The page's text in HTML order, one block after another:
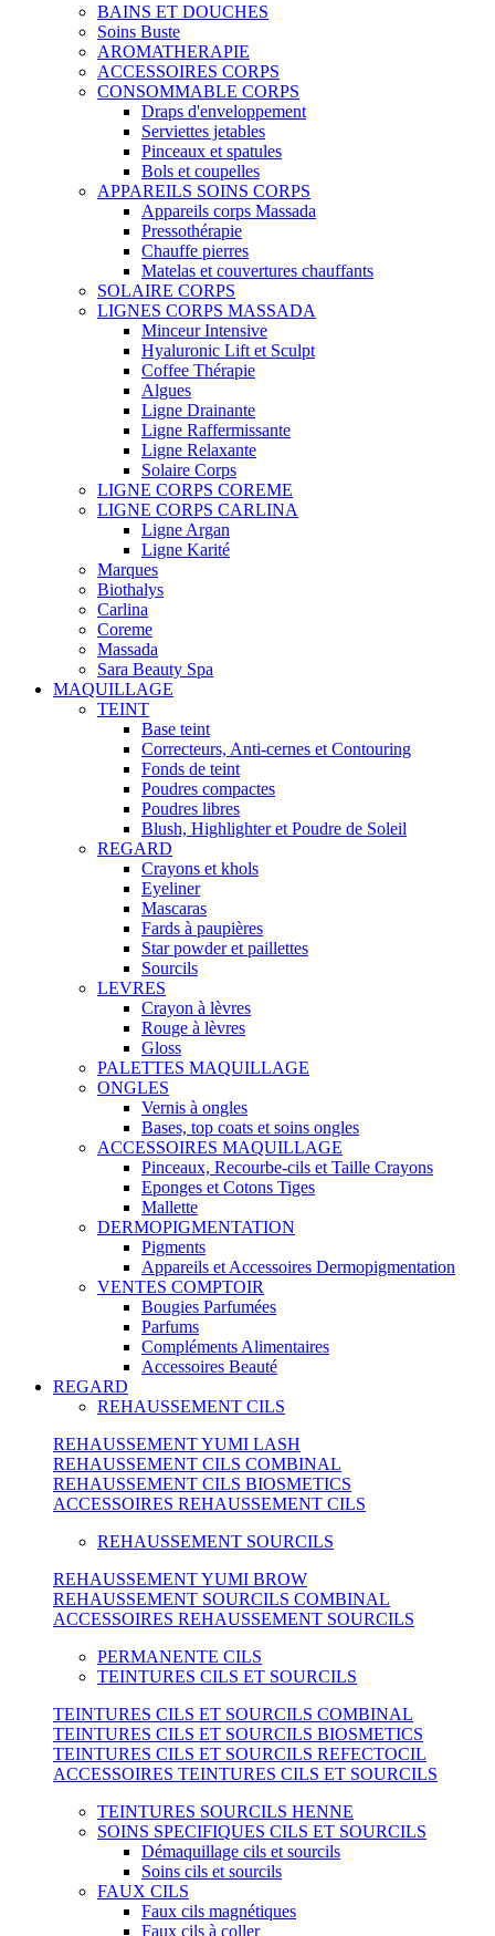
BAINS ET DOUCHES
Soins Buste
AROMATHERAPIE
ACCESSOIRES CORPS
CONSOMMABLE CORPS
Draps d'enveloppement
Serviettes jetables
Pinceaux et spatules
Bols et coupelles
APPAREILS SOINS CORPS
Appareils corps Massada
Pressothérapie
Chauffe pierres
Matelas et couvertures chauffants
SOLAIRE CORPS
LIGNES CORPS MASSADA
Minceur Intensive
Hyaluronic Lift et Sculpt
Coffee Thérapie
Algues
Ligne Drainante
Ligne Raffermissante
Ligne Relaxante
Solaire Corps
LIGNE CORPS COREME
LIGNE CORPS CARLINA
Ligne Argan
Ligne Karité
Marques
Biothalys
Carlina
Coreme
Massada
Sara Beauty Spa
MAQUILLAGE
TEINT
Base teint
Correcteurs, Anti-cernes et Contouring
Fonds de teint
Poudres compactes
Poudres libres
Blush, Highlighter et Poudre de Soleil
REGARD
Crayons et khols
Eyeliner
Mascaras
Fards à paupières
Star powder et paillettes
Sourcils
LEVRES
Crayon à lèvres
Rouge à lèvres
Gloss
PALETTES MAQUILLAGE
ONGLES
Vernis à ongles
Bases, top coats et soins ongles
ACCESSOIRES MAQUILLAGE
Pinceaux, Recourbe-cils et Taille Crayons
Eponges et Cotons Tiges
Mallette
DERMOPIGMENTATION
Pigments
Appareils et Accessoires Dermopigmentation
VENTES COMPTOIR
Bougies Parfumées
Parfums
Compléments Alimentaires
Accessoires Beauté
REGARD
REHAUSSEMENT CILS
REHAUSSEMENT YUMI LASH
REHAUSSEMENT CILS COMBINAL
REHAUSSEMENT CILS BIOSMETICS
ACCESSOIRES REHAUSSEMENT CILS
REHAUSSEMENT SOURCILS
REHAUSSEMENT YUMI BROW
REHAUSSEMENT SOURCILS COMBINAL
ACCESSOIRES REHAUSSEMENT SOURCILS
PERMANENTE CILS
TEINTURES CILS ET SOURCILS
TEINTURES CILS ET SOURCILS COMBINAL
TEINTURES CILS ET SOURCILS BIOSMETICS
TEINTURES CILS ET SOURCILS REFECTOCIL
ACCESSOIRES TEINTURES CILS ET SOURCILS
TEINTURES SOURCILS HENNE
SOINS SPECIFIQUES CILS ET SOURCILS
Démaquillage cils et sourcils
Soins cils et sourcils
FAUX CILS
Faux cils magnétiques
Faux cils à coller